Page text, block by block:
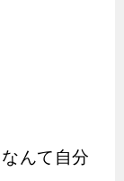
んて自分